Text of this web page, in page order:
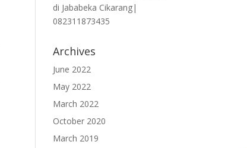
di Jababeka Cikarang|
082311873435
Archives
June 2022
May 2022
March 2022
October 2020
March 2019